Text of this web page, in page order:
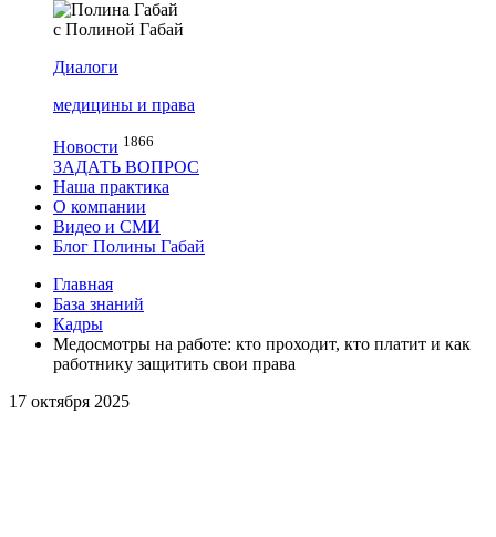
с Полиной Габай
Диалоги
медицины и права
Новости 1866
ЗАДАТЬ ВОПРОС
Наша практика
О компании
Видео и СМИ
Блог Полины Габай
Главная
База знаний
Кадры
Медосмотры на работе: кто проходит, кто платит и как
работнику защитить свои права
17 октября 2025